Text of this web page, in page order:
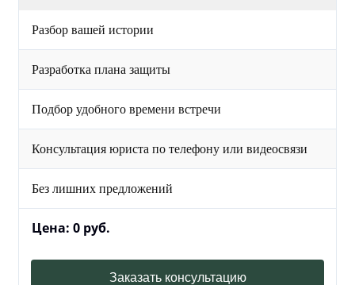
Разбор вашей истории
Разработка плана защиты
Подбор удобного времени встречи
Консультация юриста по телефону или видеосвязи
Без лишних предложений
Цена: 0 руб.
Заказать консультацию